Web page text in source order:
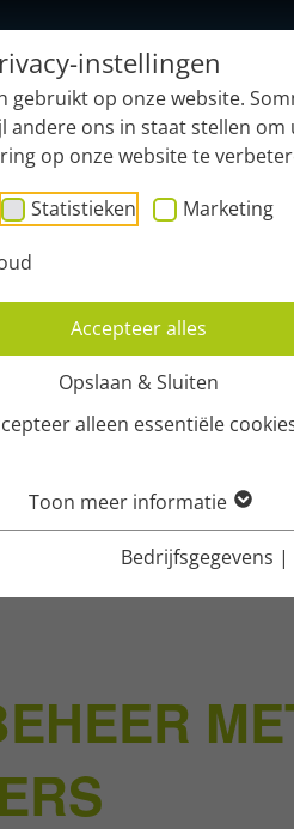
instellingen
gebruikt op onze website.
andere ons in staat stellen om
op onze website te
Statistieken Marketing
Accepteer alles
Opslaan & Sluiten
alleen essentiële
Toon meer informatie
Bedrijfsgegevens |
Functies